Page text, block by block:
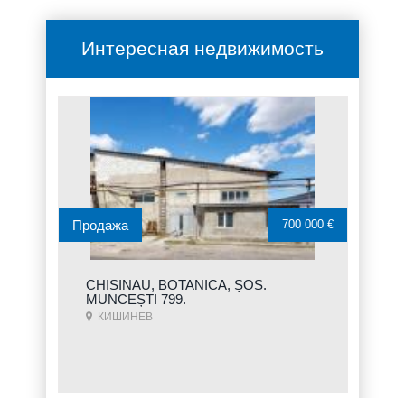
Интересная недвижимость
CHISINAU, BOTANICA, ȘOS.
MUNCEȘTI 799.
КИШИНЕВ
Продажа 700 000 €